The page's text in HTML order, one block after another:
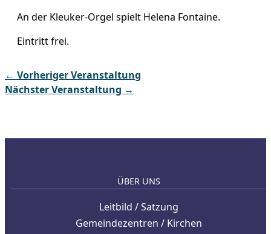
An der Kleuker-Orgel spielt Helena Fontaine.
Eintritt frei.
← Vorheriger Veranstaltung
Nächster Veranstaltung →
ÜBER UNS
Leitbild / Satzung
Gemeindezentren / Kirchen